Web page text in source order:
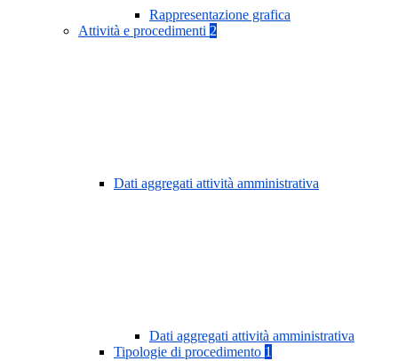
Rappresentazione grafica
Attività e procedimenti 2
Dati aggregati attività amministrativa
Dati aggregati attività amministrativa
Tipologie di procedimento 1